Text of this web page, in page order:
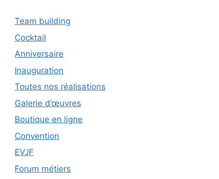
Team building
Cocktail
Anniversaire
Inauguration
Toutes nos réalisations
Galerie d’œuvres
Boutique en ligne
Convention
EVJF
Forum métiers